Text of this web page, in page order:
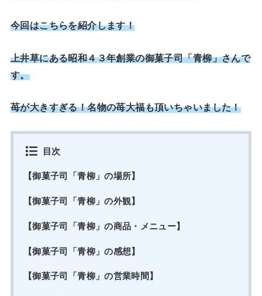
今回はこちらを紹介します！
上井草にある昭和４３年創業の御菓子司「青柳」さんで
す。
苺が大きすぎる！名物の苺大福も頂いちゃいました！
目次
【御菓子司「青柳」の場所】
【御菓子司「青柳」の外観】
【御菓子司「青柳」の商品・メニュー】
【御菓子司「青柳」の感想】
【御菓子司「青柳」の営業時間】